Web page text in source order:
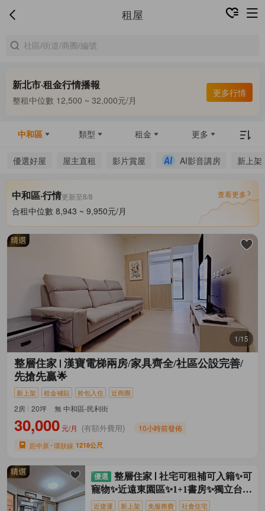
租屋
新北市·租金行情播報
合租中位數 8,000 ~ 9,500元/月
整租中位數 12,500 ~ 32,000元/月
更多行情
中和區 類型 租金 更多
優選好屋 屋主直租 影片賞屋 AI影音講房 新上架
中和區·行情更新至8/8 查看更多
合租中位數 8,943 ~ 9,950元/月
整租中位數 12,600 ~ 35,000元/月
合租中位數 8,943 ~ 9,950元/月
1/15
整層住家 漢寶電梯兩房/家具齊全/社區公設完善/
先搶先贏🌟
新上架 租金補貼 拎包入住 近商圈
2房 20坪 無 中和區-民利街
30,000 元/月 (有額外費用) 10小時前發佈
距中原 環狀線 1218公尺
整層住家
社宅可租補可入籍✨可
寵物✨近遠東園區✨1+1書房✨獨立台水
電
近捷運 新上架 免服務費 社會住宅